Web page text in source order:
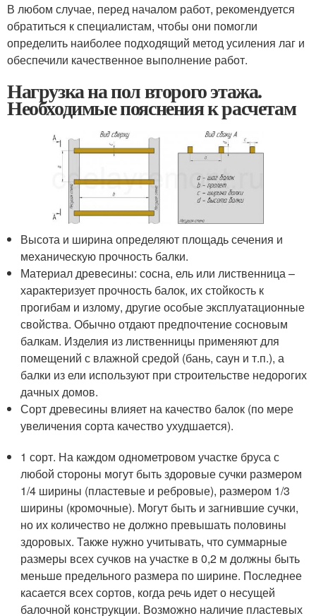
В любом случае, перед началом работ, рекомендуется
обратиться к специалистам, чтобы они помогли
определить наиболее подходящий метод усиления лаг и
обеспечили качественное выполнение работ.
Нагрузка на пол второго этажа.
Необходимые пояснения к расчетам
Высота и ширина определяют площадь сечения и
механическую прочность балки.
Материал древесины: сосна, ель или лиственница –
характеризует прочность балок, их стойкость к
прогибам и излому, другие особые эксплуатационные
свойства. Обычно отдают предпочтение сосновым
балкам. Изделия из лиственницы применяют для
помещений с влажной средой (бань, саун и т.п.), а
балки из ели используют при строительстве недорогих
дачных домов.
Сорт древесины влияет на качество балок (по мере
увеличения сорта качество ухудшается).
1 сорт. На каждом однометровом участке бруса с
любой стороны могут быть здоровые сучки размером
1/4 ширины (пластевые и ребровые), размером 1/3
ширины (кромочные). Могут быть и загнившие сучки,
но их количество не должно превышать половины
здоровых. Также нужно учитывать, что суммарные
размеры всех сучков на участке в 0,2 м должны быть
меньше предельного размера по ширине. Последнее
касается всех сортов, когда речь идет о несущей
балочной конструкции. Возможно наличие пластевых